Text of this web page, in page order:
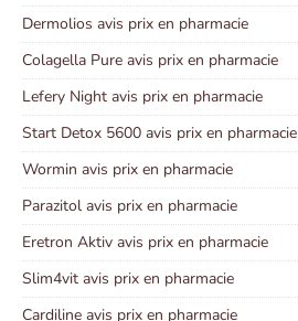
Dermolios avis prix en pharmacie
Colagella Pure avis prix en pharmacie
Lefery Night avis prix en pharmacie
Start Detox 5600 avis prix en pharmacie
Wormin avis prix en pharmacie
Parazitol avis prix en pharmacie
Eretron Aktiv avis prix en pharmacie
Slim4vit avis prix en pharmacie
Cardiline avis prix en pharmacie